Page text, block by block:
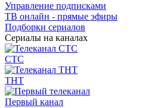
Управление подписками
ТВ онлайн - прямые эфиры
Подборки сериалов
Сериалы на каналах
СТС
ТНТ
Первый канал